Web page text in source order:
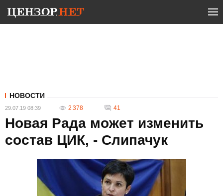
НОВОСТИ
29.07.19 08:39 2 378 41
Новая Рада может изменить
состав ЦИК, - Слипачук